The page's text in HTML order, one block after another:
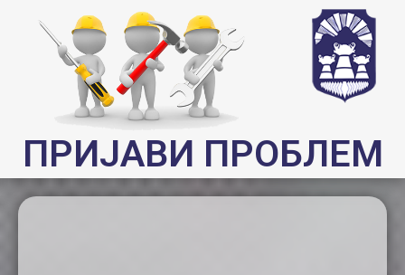
ПРИЈАВИ ПРОБЛЕМ